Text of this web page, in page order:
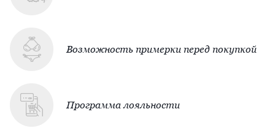
Возможность примерки перед покупкой
Программа лояльности